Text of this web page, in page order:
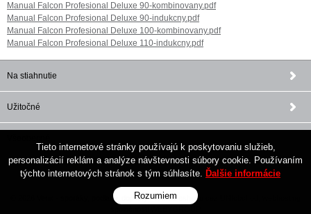
Manual Falcon Profesional Deluxe 90-kombinovany.pdf
Manual Falcon Profesional Deluxe 90-indukcny.pdf
Manual Falcon Profesional Deluxe 100-kombinovany.pdf
Manual Falcon Profesional Deluxe 110-indukcny.pdf
Na stiahnutie
Užitočné
© 2026 Verix - sporáky, podlahy, doplnky •tvorba eshopu cez UNIobchod
Tieto internetové stránky používajú k poskytovaniu služieb,
personalizácií reklám a analýze návštevnosti súbory cookie. Používaním
týchto internetových stránok s tým súhlasíte. Ďalšie informácie
Rozumiem